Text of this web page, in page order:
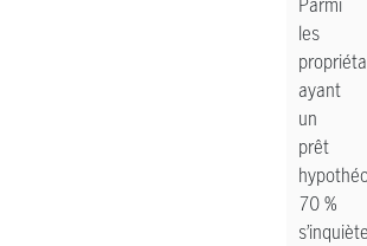
les
ayant
un
prêt
70 %